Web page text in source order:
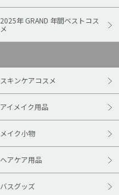
2025年 GRAND 年間ベストコス
メ
スキンケアコスメ
アイメイク用品
メイク小物
ヘアケア用品
バスグッズ